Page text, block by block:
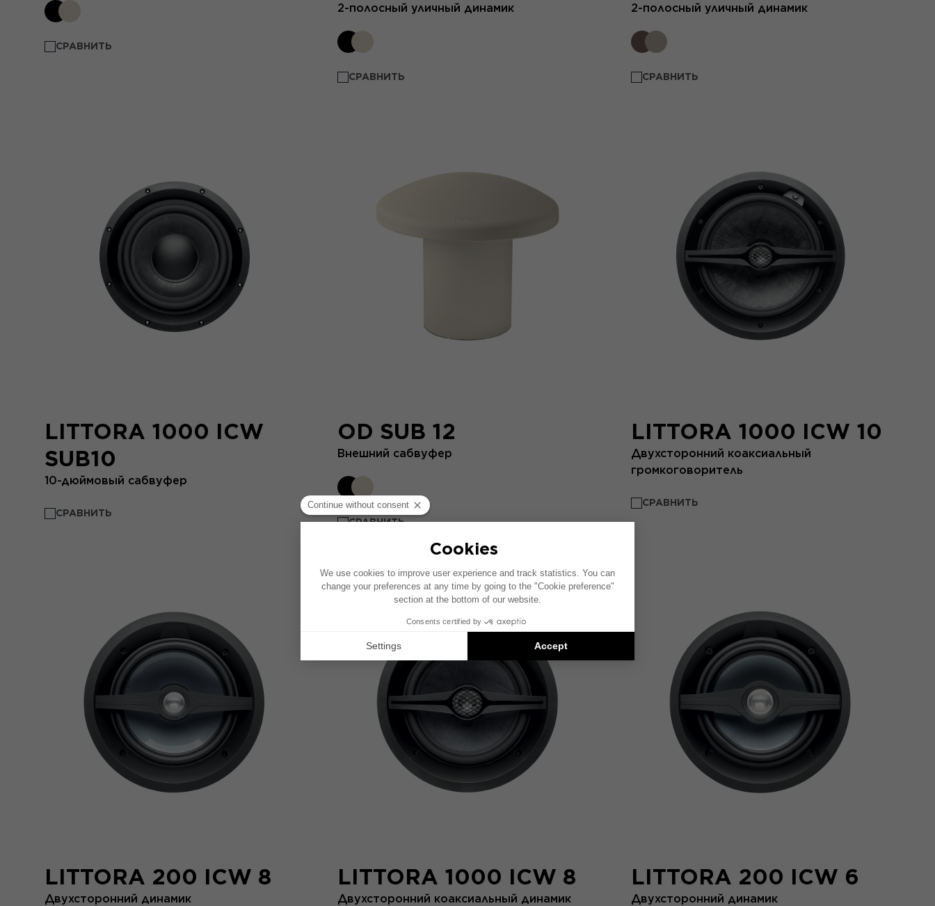
СРАВНИТЬ
2-полосный уличный динамик
СРАВНИТЬ
2-полосный уличный динамик
СРАВНИТЬ
LITTORA 1000 ICW
SUB10
10-дюймовый сабвуфер
СРАВНИТЬ
OD SUB 12
Внешний сабвуфер
СРАВНИТЬ
LITTORA 1000 ICW 10
Двухсторонний коаксиальный
громкоговоритель
СРАВНИТЬ
LITTORA 200 ICW 8
Двухсторонний динамик
LITTORA 1000 ICW 8
Двухсторонний коаксиальный динамик
LITTORA 200 ICW 6
Двухсторонний динамик